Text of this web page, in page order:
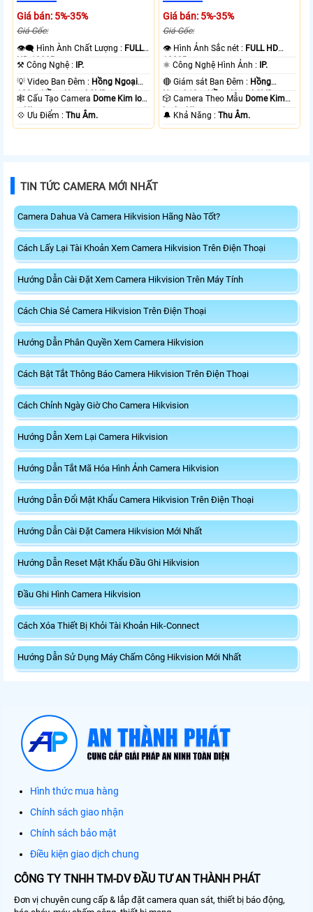
Giá bán: 5%-35%
Giá Gốc:
👁️‍🗨 Hình Ành Chất Lượng : FULL
HD 1080P .
⚒ Công Nghệ : IP.
💡 Video Ban Đêm : Hồng Ngoại
100m Hồng Ngoại SMD.
🕸️ Cấu Tạo Camera Dome Kim loại
+ Nhựa.
️💠 Ưu Điểm :Thu Âm.
Giá bán: 5%-35%
Giá Gốc:
👁 Hình Ảnh Sắc nét : FULL HD
1080P .
⚛️ Công Nghệ Hình Ảnh : IP.
🔴 Giám sát Ban Đêm : Hồng
Ngoại 10m Hồng Ngoại SMD.
🎲 Camera Theo Mẫu Dome Kim
loại + Nhựa.
️🔔 Khả Năng :Thu Âm.
TIN TỨC CAMERA MỚI NHẤT
Camera Dahua Và Camera Hikvision Hãng Nào Tốt?
Cách Lấy Lại Tài Khoản Xem Camera Hikvision Trên Điện Thoại
Hướng Dẫn Cài Đặt Xem Camera Hikvision Trên Máy Tính
Cách Chia Sẻ Camera Hikvision Trên Điện Thoại
Hướng Dẫn Phân Quyền Xem Camera Hikvision
Cách Bật Tắt Thông Báo Camera Hikvision Trên Điện Thoại
Cách Chỉnh Ngày Giờ Cho Camera Hikvision
Hướng Dẫn Xem Lại Camera Hikvision
Hướng Dẫn Tắt Mã Hóa Hình Ảnh Camera Hikvision
Hướng Dẫn Đổi Mật Khẩu Camera Hikvision Trên Điện Thoại
Hướng Dẫn Cài Đặt Camera Hikvision Mới Nhất
Hướng Dẫn Reset Mật Khẩu Đầu Ghi Hikvision
Đầu Ghi Hình Camera Hikvision
Cách Xóa Thiết Bị Khỏi Tài Khoản Hik-Connect
Hướng Dẫn Sử Dụng Máy Chấm Công Hikvision Mới Nhất
Hình thức mua hàng
Chính sách giao nhận
Chính sách bảo mật
Điều kiện giao dịch chung
CÔNG TY TNHH TM-DV ĐẦU TƯ AN THÀNH PHÁT
Đơn vị chuyên cung cấp & lắp đặt camera quan sát, thiết bị báo động,